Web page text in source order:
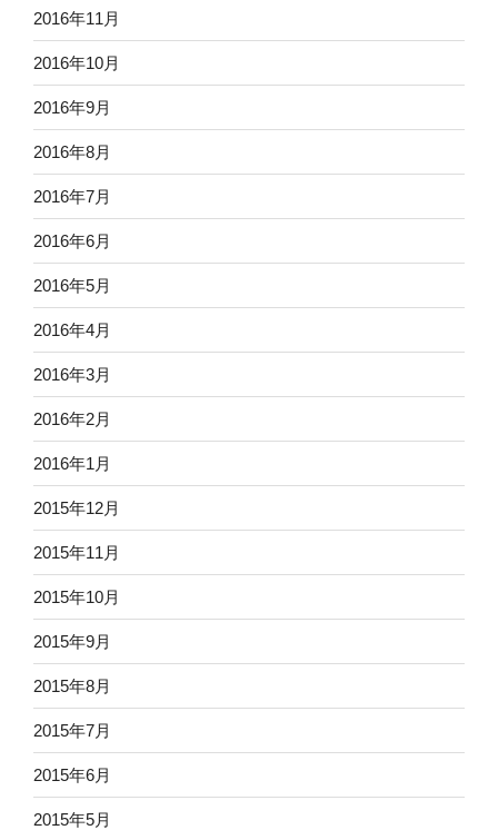
2016年11月
2016年10月
2016年9月
2016年8月
2016年7月
2016年6月
2016年5月
2016年4月
2016年3月
2016年2月
2016年1月
2015年12月
2015年11月
2015年10月
2015年9月
2015年8月
2015年7月
2015年6月
2015年5月